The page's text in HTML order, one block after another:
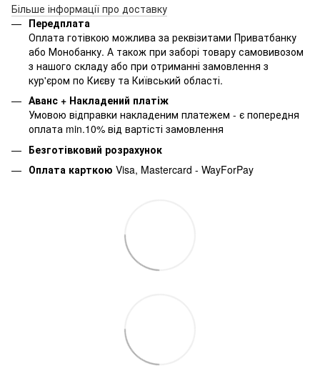
Більше інформації про доставку
Передплата
Оплата готівкою можлива за реквізитами Приватбанку
або Монобанку. А також при заборі товару самовивозом
з нашого складу або при отриманні замовлення з
кур'єром по Києву та Київський області.
Аванс + Накладений платіж
Умовою відправки накладеним платежем - є попередня
оплата min.10% від вартісті замовлення
Безготівковий розрахунок
Оплата карткою Visa, Mastercard - WayForPay